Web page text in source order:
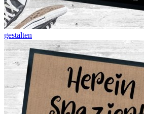
gestalten